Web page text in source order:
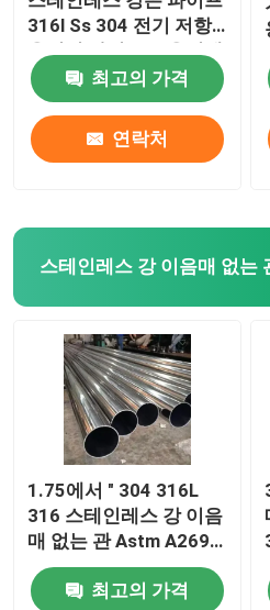
316l Ss 304 전기 저항
용접법 파이프를 용접했
습니다 최고의 가격
연락처
스테인레스 강 이음매 없는
1.75에서 " 304 316L
316 스테인레스 강 이음
매 없는 관 Astm A269
Tp316l Ss 인발관 1.25
1.5
최고의 가격